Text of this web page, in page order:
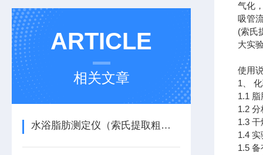
ARTICLE
相关文章
水浴脂肪测定仪（索氏提取粗脂肪测定仪）完整原理
气化
吸管
(索氏
大实
使用
1、
1.1
1.2
1.3
1.4
1.5